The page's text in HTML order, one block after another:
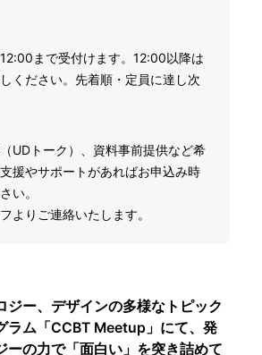
まで受付けます。12:00以降は
ください。先着順・定員に達し次
UDトーク）、資料事前提供など希
援やサポートがあればお申込み時
い。
よりご連絡いたします。
ジー、デザインの多様なトピック
ラム「CCBT Meetup」にて、発
ーの力で「面白い」を突き詰めて